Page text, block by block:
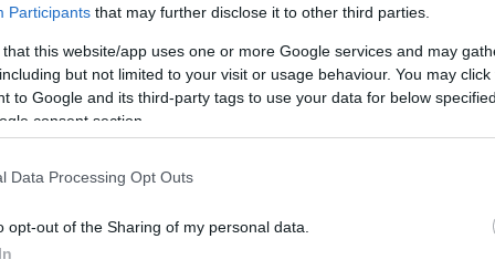
Participants that may further disclose it to other third parties.
that this website/app uses one or more Google services and may
but not limited to your visit or usage behaviour. You may
to Google and its third-party tags to use your data for below
consent section.
Data Processing Opt Outs
opt-out of the Sharing of my personal data.
a 160 km/h, garantendo una segnalazione e un
deve essere risolto prima che il traffico passeggeri